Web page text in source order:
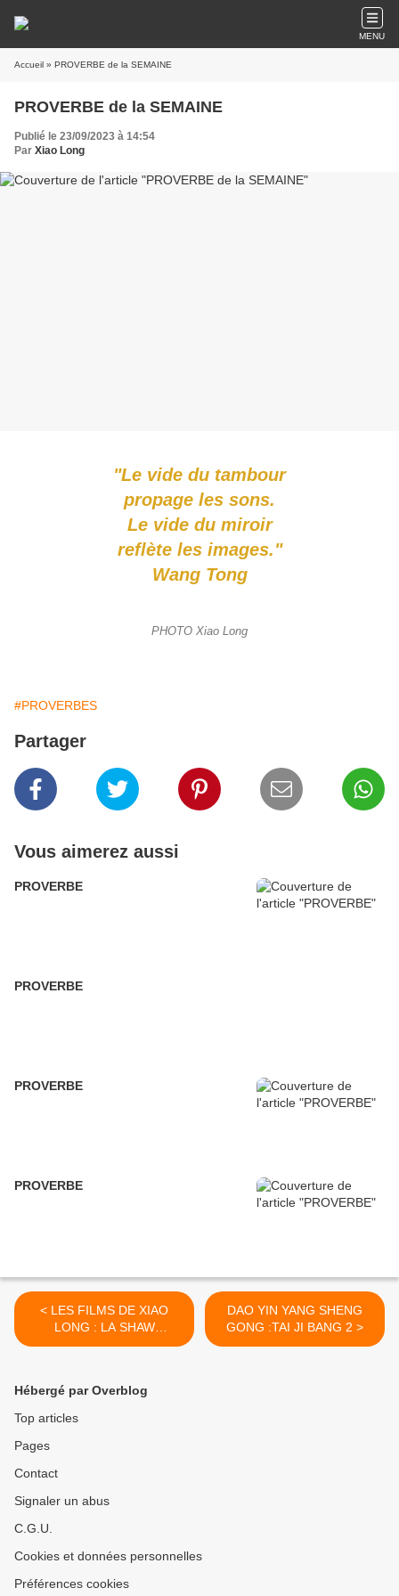
MENU
Accueil » PROVERBE de la SEMAINE
PROVERBE de la SEMAINE
Publié le 23/09/2023 à 14:54
Par Xiao Long
"Le vide du tambour
propage les sons.
Le vide du miroir
reflète les images."
Wang Tong
PHOTO Xiao Long
#PROVERBES
Partager
Vous aimerez aussi
PROVERBE
PROVERBE
PROVERBE
PROVERBE
< LES FILMS DE XIAO
LONG : LA SHAW
BROTHERS et
DAO YIN YANG SHENG
GONG :TAI JI BANG 2 >
Hébergé par Overblog
Top articles
Pages
Contact
Signaler un abus
C.G.U.
Cookies et données personnelles
Préférences cookies